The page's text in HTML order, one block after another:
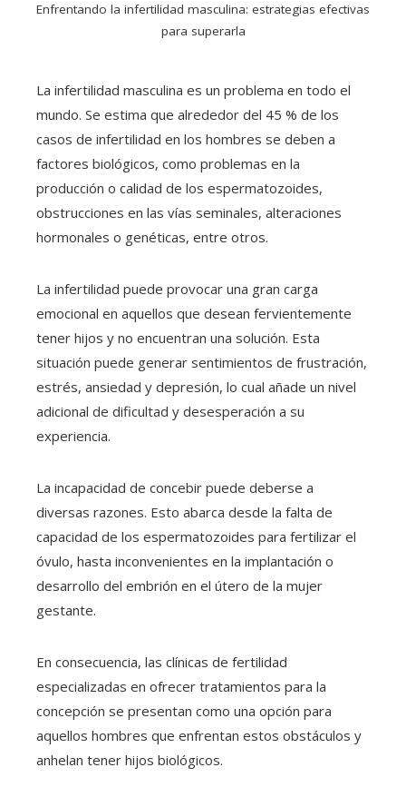
Enfrentando la infertilidad masculina: estrategias efectivas
para superarla
La infertilidad masculina es un problema en todo el
mundo. Se estima que alrededor del 45 % de los
casos de infertilidad en los hombres se deben a
factores biológicos, como problemas en la
producción o calidad de los espermatozoides,
obstrucciones en las vías seminales, alteraciones
hormonales o genéticas, entre otros.
La infertilidad puede provocar una gran carga
emocional en aquellos que desean fervientemente
tener hijos y no encuentran una solución. Esta
situación puede generar sentimientos de frustración,
estrés, ansiedad y depresión, lo cual añade un nivel
adicional de dificultad y desesperación a su
experiencia.
La incapacidad de concebir puede deberse a
diversas razones. Esto abarca desde la falta de
capacidad de los espermatozoides para fertilizar el
óvulo, hasta inconvenientes en la implantación o
desarrollo del embrión en el útero de la mujer
gestante.
En consecuencia, las clínicas de fertilidad
especializadas en ofrecer tratamientos para la
concepción se presentan como una opción para
aquellos hombres que enfrentan estos obstáculos y
anhelan tener hijos biológicos.